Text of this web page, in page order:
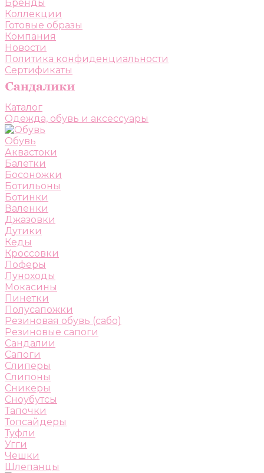
Бренды
Коллекции
Готовые образы
Компания
Новости
Политика конфиденциальности
Сертификаты
Каталог
Одежда, обувь и аксессуары
Обувь
Аквастоки
Балетки
Босоножки
Ботильоны
Ботинки
Валенки
Джазовки
Дутики
Кеды
Кроссовки
Лоферы
Луноходы
Мокасины
Пинетки
Полусапожки
Резиновая обувь (сабо)
Резиновые сапоги
Сандалии
Сапоги
Слиперы
Слипоны
Сникеры
Сноубутсы
Тапочки
Топсайдеры
Туфли
Угги
Чешки
Шлепанцы